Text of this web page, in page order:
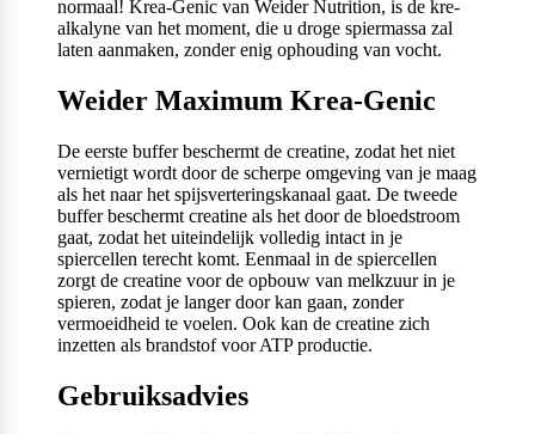
normaal! Krea-Genic van Weider Nutrition, is de kre-
alkalyne van het moment, die u droge spiermassa zal
laten aanmaken, zonder enig ophouding van vocht.
Weider Maximum Krea-Genic
De eerste buffer beschermt de creatine, zodat het niet
vernietigt wordt door de scherpe omgeving van je maag
als het naar het spijsverteringskanaal gaat. De tweede
buffer beschermt creatine als het door de bloedstroom
gaat, zodat het uiteindelijk volledig intact in je
spiercellen terecht komt. Eenmaal in de spiercellen
zorgt de creatine voor de opbouw van melkzuur in je
spieren, zodat je langer door kan gaan, zonder
vermoeidheid te voelen. Ook kan de creatine zich
inzetten als brandstof voor ATP productie.
Gebruiksadvies